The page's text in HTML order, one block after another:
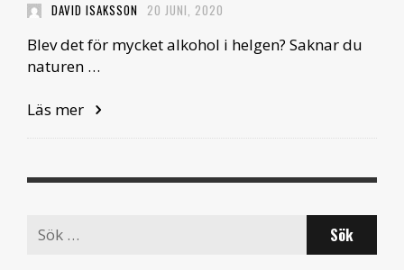
DAVID ISAKSSON 20 JUNI, 2020
Blev det för mycket alkohol i helgen? Saknar du
naturen …
Läs mer
Search
for: